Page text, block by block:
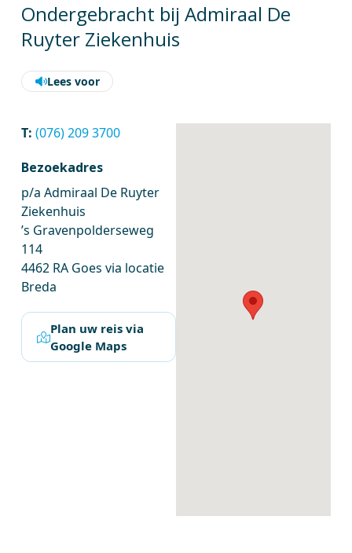
Ondergebracht bij Admiraal De
Ruyter Ziekenhuis
Lees voor
T: (076) 209 3700
Bezoekadres
p/a Admiraal De Ruyter
Ziekenhuis
’s Gravenpolderseweg
114
4462 RA Goes via locatie
Breda
Plan uw reis via
Google Maps